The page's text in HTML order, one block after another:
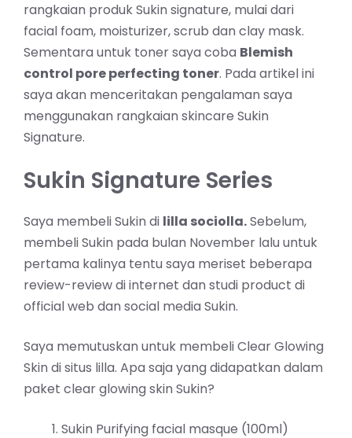
rangkaian produk Sukin signature, mulai dari
facial foam, moisturizer, scrub dan clay mask.
Sementara untuk toner saya coba Blemish
control pore perfecting toner. Pada artikel ini
saya akan menceritakan pengalaman saya
menggunakan rangkaian skincare Sukin
Signature.
Sukin Signature Series
Saya membeli Sukin di lilla sociolla.Sebelum,
membeli Sukin pada bulan November lalu untuk
pertama kalinya tentu saya meriset beberapa
review-review di internet dan studi product di
official web dan social media Sukin.
Saya memutuskan untuk membeli Clear Glowing
Skin di situs lilla. Apa saja yang didapatkan dalam
paket clear glowing skin Sukin?
Sukin Purifying facial masque (100ml)